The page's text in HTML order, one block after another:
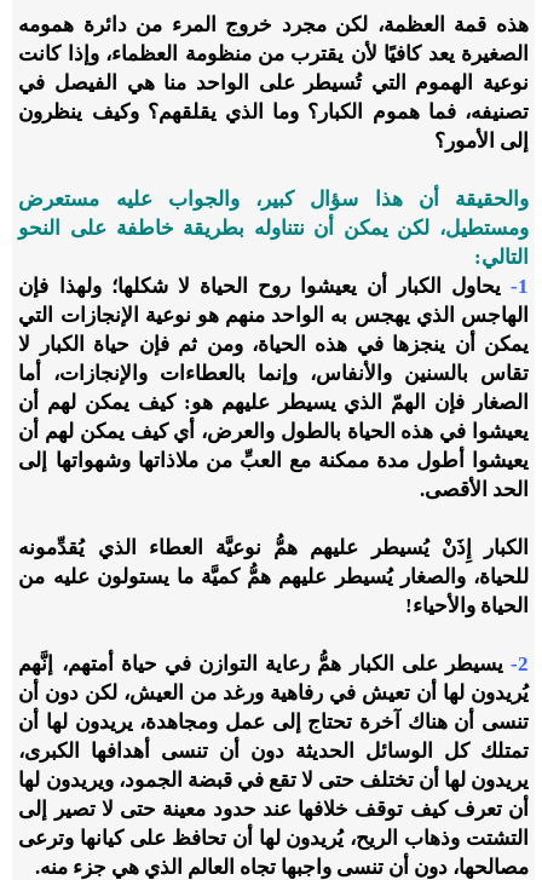
هذه قمة العظمة، لكن مجرد خروج المرء من دائرة همومه
الصغيرة يعد كافيًا لأن يقترب من منظومة العظماء، وإذا كانت
نوعية الهموم التي تُسيطر على الواحد منا هي الفيصل في
تصنيفه، فما هموم الكبار؟ وما الذي يقلقهم؟ وكيف ينظرون
إلى الأمور؟
والحقيقة أن هذا سؤال كبير، والجواب عليه مستعرض
ومستطيل، لكن يمكن أن نتناوله بطريقة خاطفة على النحو
التالي:
1-
يحاول الكبار أن يعيشوا روح الحياة لا شكلها؛ ولهذا فإن
الهاجس الذي يهجس به الواحد منهم هو نوعية الإنجازات التي
يمكن أن ينجزها في هذه الحياة، ومن ثم فإن حياة الكبار لا
تقاس بالسنين والأنفاس، وإنما بالعطاءات والإنجازات، أما
الصغار فإن الهمّ الذي يسيطر عليهم هو: كيف يمكن لهم أن
يعيشوا في هذه الحياة بالطول والعرض، أي كيف يمكن لهم أن
يعيشوا أطول مدة ممكنة مع العبِّ من ملاذاتها وشهواتها إلى
الحد الأقصى.
الكبار إِذَنْ يُسيطر عليهم همُّ نوعيَّة العطاء الذي يُقدِّمونه
للحياة، والصغار يُسيطر عليهم همُّ كميَّة ما يستولون عليه من
الحياة والأحياء!
2-
يسيطر على الكبار همُّ رعاية التوازن في حياة أمتهم، إنَّهم
يُريدون لها أن تعيش في رفاهية ورغد من العيش، لكن دون أن
تنسى أن هناك آخرة تحتاج إلى عمل ومجاهدة، يريدون لها أن
تمتلك كل الوسائل الحديثة دون أن تنسى أهدافها الكبرى،
يريدون لها أن تختلف حتى لا تقع في قبضة الجمود، ويريدون لها
أن تعرف كيف توقف خلافها عند حدود معينة حتى لا تصير إلى
التشتت وذهاب الريح، يُريدون لها أن تحافظ على كيانها وترعى
مصالحها، دون أن تنسى واجبها تجاه العالم الذي هي جزء منه.